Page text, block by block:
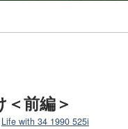
前編＞
Life with 34 1990 525i